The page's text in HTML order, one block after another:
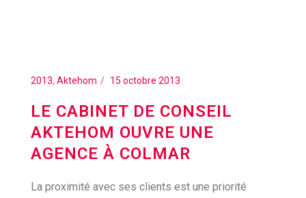
2013, Aktehom 15 octobre 2013
LE CABINET DE CONSEIL
AKTEHOM OUVRE UNE
AGENCE À COLMAR
La proximité avec ses clients est une priorité